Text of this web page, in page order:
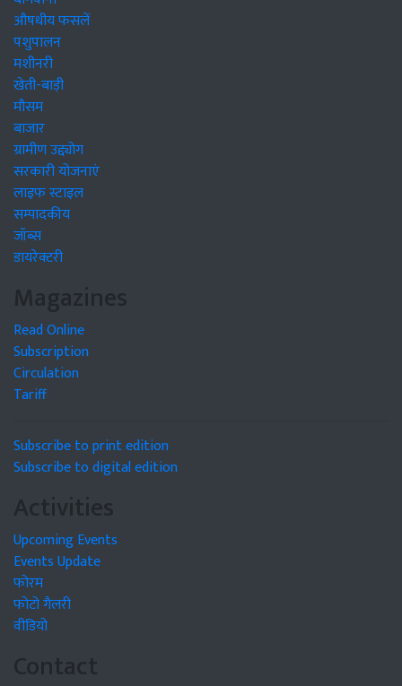
औषधीय फसलें
पशुपालन
मशीनरी
खेती-बाड़ी
मौसम
बाजार
ग्रामीण उद्द्योग
सरकारी योजनाएं
लाइफ स्टाइल
सम्पादकीय
जॉब्स
डायरेक्टरी
Magazines
Read Online
Subscription
Circulation
Tariff
Subscribe to print edition
Subscribe to digital edition
Activities
Upcoming Events
Events Update
फोरम
फोटो गैलरी
वीडियो
Contact